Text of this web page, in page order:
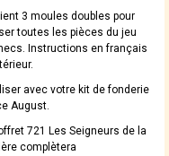
3 moules doubles pour
toutes les pièces du jeu
Instructions en français
avec votre kit de fonderie
August.
721 Les Seigneurs de la
complètera